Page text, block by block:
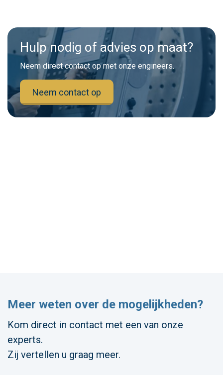
Hulp nodig of advies op maat?
Neem direct contact op met onze engineers.
Neem contact op
Meer weten over de mogelijkheden?
Kom direct in contact met een van onze
experts.
Zij vertellen u graag meer.